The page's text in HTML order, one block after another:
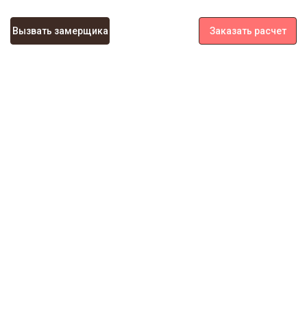
Заказать расчет
Вызвать замерщика